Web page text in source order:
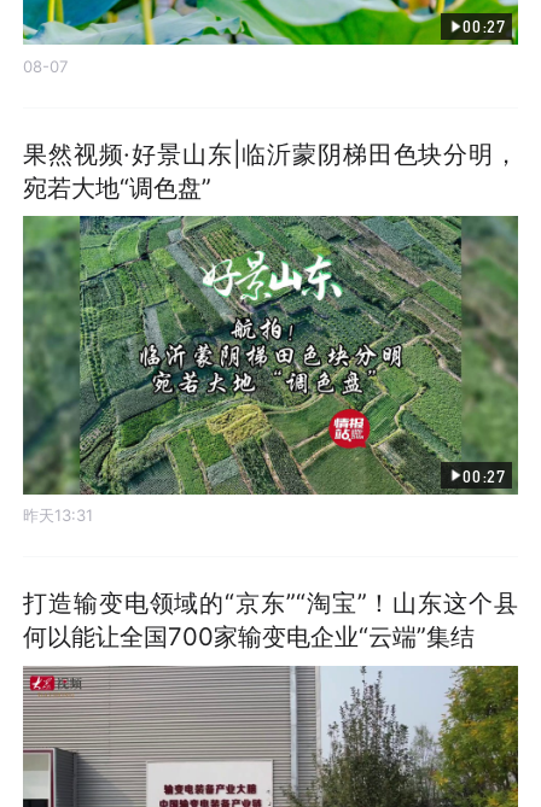
00:27
08-07
果然视频·好景山东|临沂蒙阴梯田色块分明，
宛若大地“调色盘”
00:27
昨天13:31
打造输变电领域的“京东”“淘宝”！山东这个县
何以能让全国700家输变电企业“云端”集结